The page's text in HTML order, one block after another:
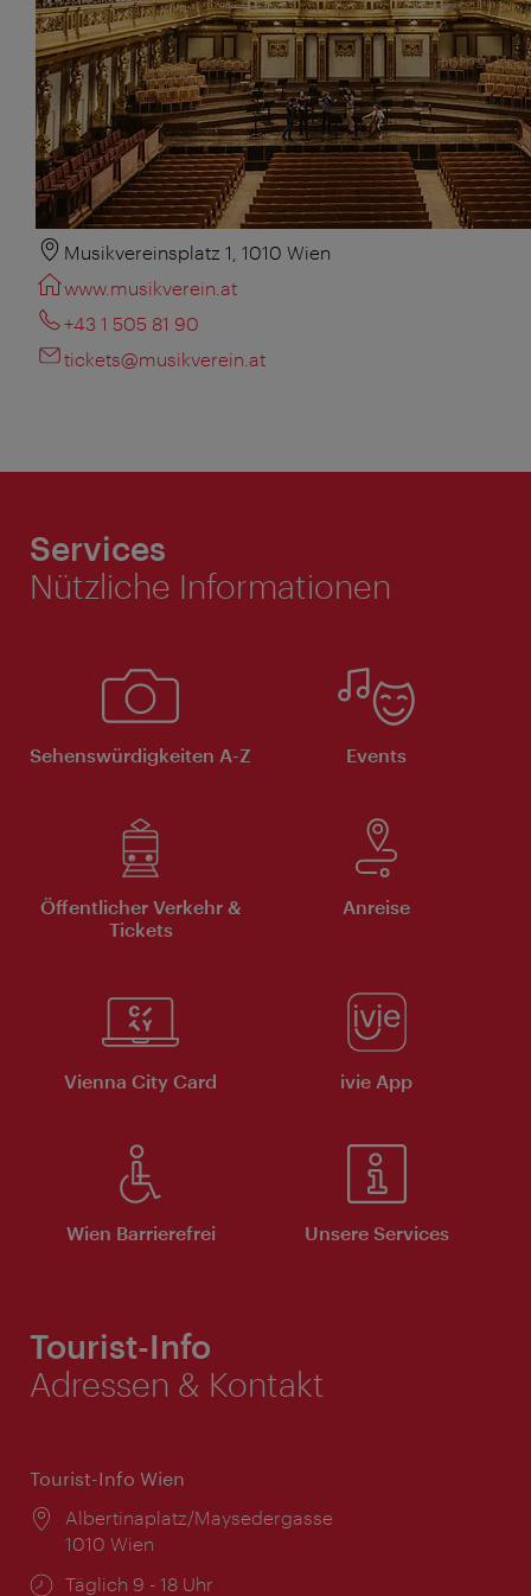
Musikvereinsplatz 1, 1010 Wien
www.musikverein.at
+43 1 505 81 90
tickets@musikverein.at
Services
Nützliche Informationen
Sehenswürdigkeiten A-Z Events
Öffentlicher Verkehr &
Tickets
Anreise
Vienna City Card ivie App
Wien Barrierefrei Unsere Services
Tourist-Info
Adressen & Kontakt
Tourist-Info Wien
Ort:
Albertinaplatz/Maysedergasse
1010 Wien
Öffnungszeiten:
Täglich 9 - 18 Uhr